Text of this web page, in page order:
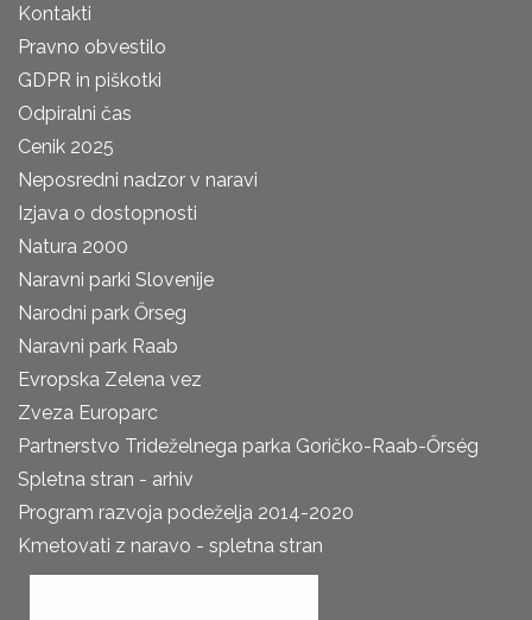
Kontakti
Pravno obvestilo
GDPR in piškotki
Odpiralni čas
Cenik 2025
Neposredni nadzor v naravi
Izjava o dostopnosti
Natura 2000
Naravni parki Slovenije
Narodni park Őrseg
Naravni park Raab
Evropska Zelena vez
Zveza Europarc
Partnerstvo Trideželnega parka Goričko-Raab-Őrség
Spletna stran - arhiv
Program razvoja podeželja 2014-2020
Kmetovati z naravo - spletna stran